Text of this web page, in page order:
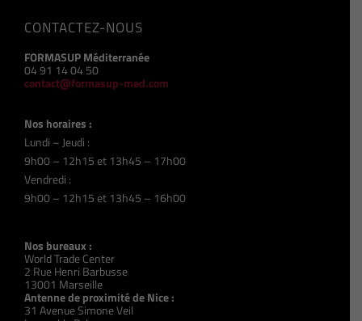
CONTACTEZ-NOUS
FORMASUP Méditerranée
04 91 14 04 50
contact@formasup-med.com
Nos horaires :
Lundi – Jeudi :
9h00 – 12h15 et 13h45 – 17h00
Vendredi :
9h00 – 12h15 et 13h45 – 16h00
Nos bureaux :
World Trade Center
2 Rue Henri Barbusse
13001 Marseille
Antenne de proximité de Nice :
31 Avenue Simone Veil